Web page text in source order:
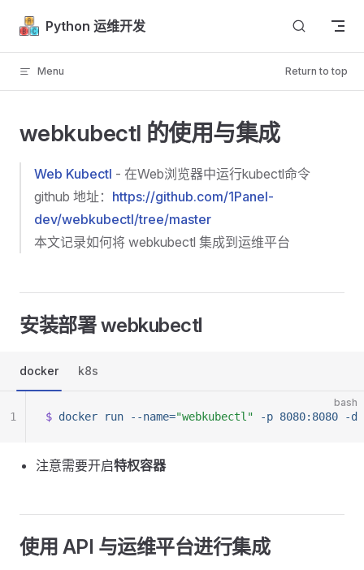
Skip to content
Python 运维开发
Menu Return to top
webkubectl 的使用与集成
Web Kubectl - 在Web浏览器中运行kubectl命令
github 地址： https://github.com/1Panel-
dev/webkubectl/tree/master
本文记录如何将 webkubectl 集成到运维平台
安装部署 webkubectl
docker k8s
bash
$ docker run --name="webkubectl" -p 8080:8080 -d
1
注意需要开启特权容器
使用 API 与运维平台进行集成